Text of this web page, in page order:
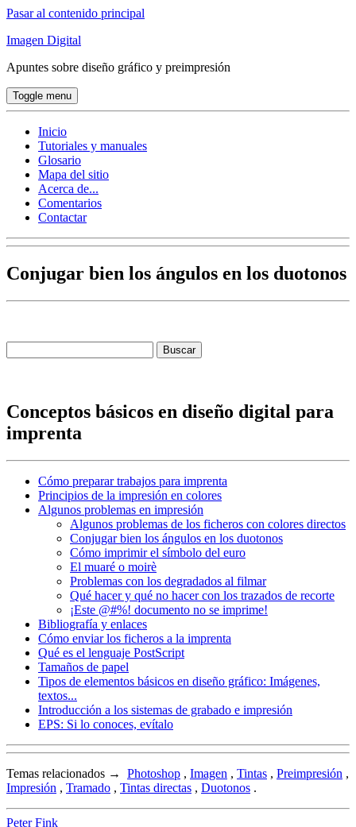
Pasar al contenido principal
Imagen Digital
Apuntes sobre diseño gráfico y preimpresión
Toggle menu
Inicio
Tutoriales y manuales
Glosario
Mapa del sitio
Acerca de...
Comentarios
Contactar
Conjugar bien los ángulos en los duotonos
Conceptos básicos en diseño digital para
imprenta
Cómo preparar trabajos para imprenta
Principios de la impresión en colores
Algunos problemas en impresión
Algunos problemas de los ficheros con colores directos
Conjugar bien los ángulos en los duotonos
Cómo imprimir el símbolo del euro
El muaré o moirè
Problemas con los degradados al filmar
Qué hacer y qué no hacer con los trazados de recorte
¡Este @#%! documento no se imprime!
Bibliografía y enlaces
Cómo enviar los ficheros a la imprenta
Qué es el lenguaje PostScript
Tamaños de papel
Tipos de elementos básicos en diseño gráfico: Imágenes,
textos...
Introducción a los sistemas de grabado e impresión
EPS: Si lo conoces, evítalo
Temas relacionados → Photoshop , Imagen , Tintas , Preimpresión ,
Impresión , Tramado , Tintas directas , Duotonos .
Peter Fink